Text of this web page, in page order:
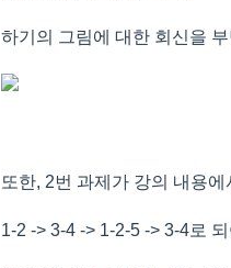
하기의 그림에 대한 회신을
또한, 2번 과제가 강의 내용
1-2 -> 3-4 -> 1-2-5 -> 3-4로